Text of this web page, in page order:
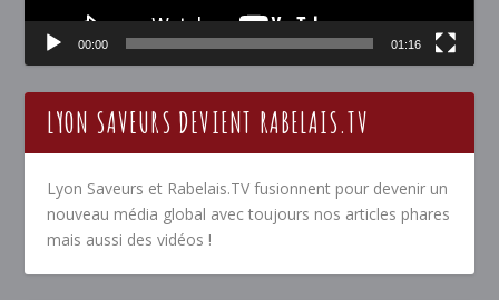
00:00 01:16
LYON SAVEURS DEVIENT RABELAIS.TV
Lyon Saveurs et Rabelais.TV fusionnent pour devenir un
nouveau média global avec toujours nos articles phares
mais aussi des vidéos !